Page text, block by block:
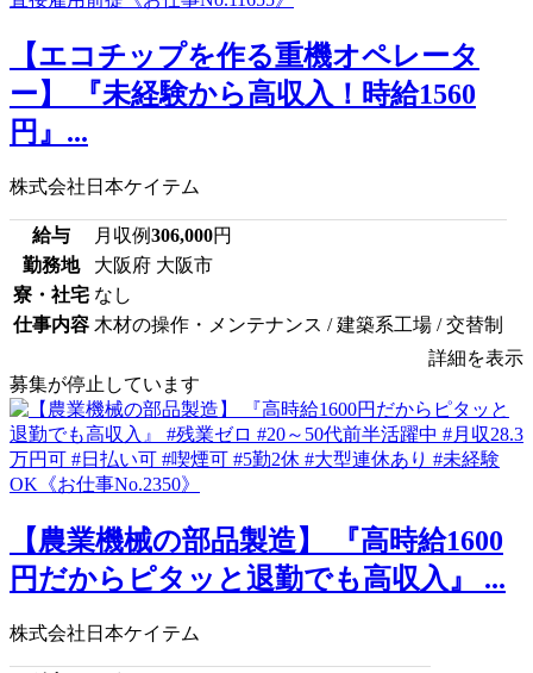
【エコチップを作る重機オペレータ
ー】 『未経験から高収入！時給1560
円』...
株式会社日本ケイテム
給与 月収例306,000円
勤務地
大阪府 大阪市
寮・社宅 なし
仕事内容 木材の操作・メンテナンス / 建築系工場 / 交替制
詳細を表示
募集が停止しています
【農業機械の部品製造】 『高時給1600
円だからピタッと退勤でも高収入』 ...
株式会社日本ケイテム